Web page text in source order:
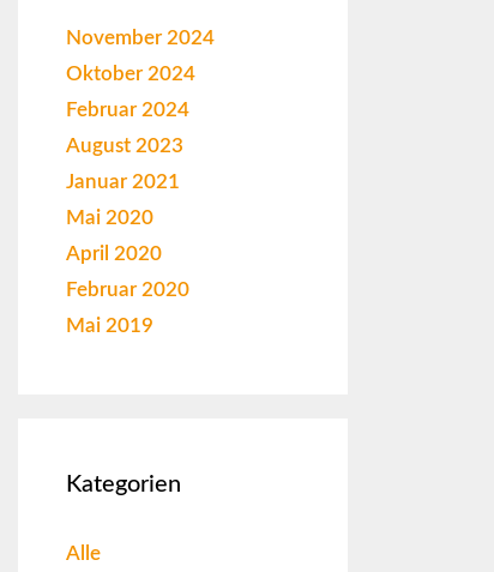
November 2024
Oktober 2024
Februar 2024
August 2023
Januar 2021
Mai 2020
April 2020
Februar 2020
Mai 2019
Kategorien
Alle